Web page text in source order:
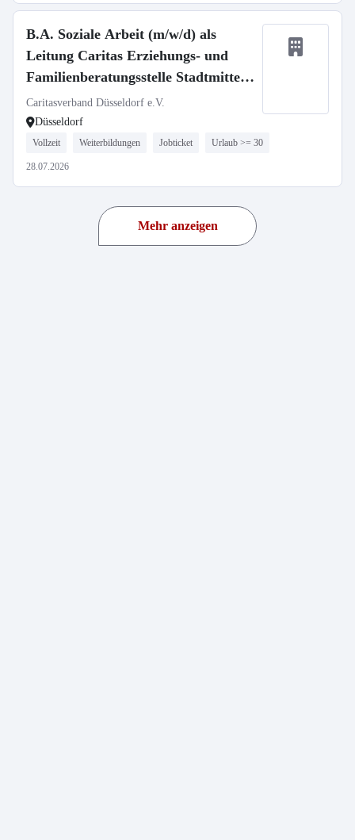
B.A. Soziale Arbeit (m/w/d) als
Leitung Caritas Erziehungs- und
Familienberatungsstelle Stadtmitte -
Düsseldorf
Caritasverband Düsseldorf e.V.
Düsseldorf
Vollzeit Weiterbildungen Jobticket Urlaub >= 30
28.07.2026
Mehr anzeigen